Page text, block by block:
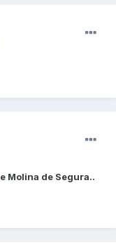
Molina de Segura..